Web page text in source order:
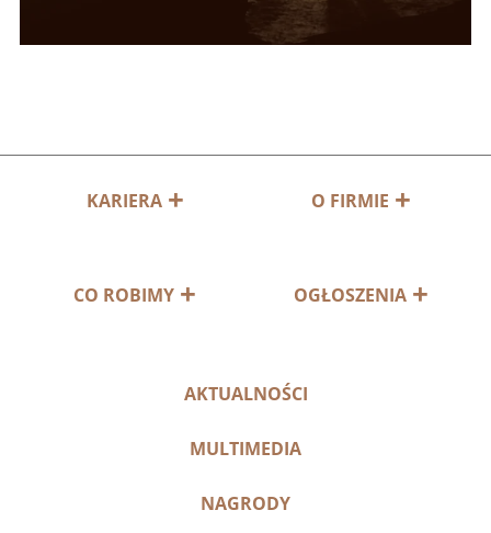
KARIERA O FIRMIE
CO ROBIMY OGŁOSZENIA
AKTUALNOŚCI
MULTIMEDIA
NAGRODY